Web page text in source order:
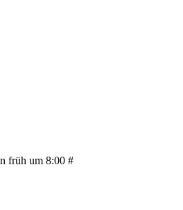
früh um 8:00 #